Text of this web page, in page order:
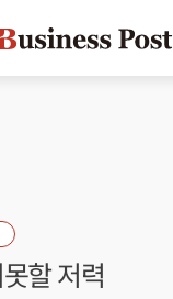
할 저력